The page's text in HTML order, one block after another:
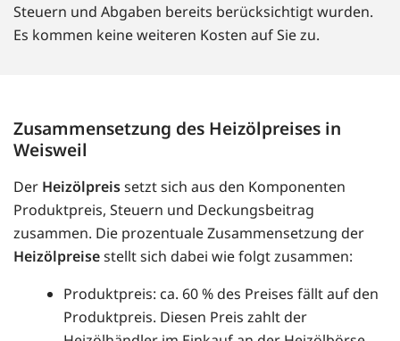
Steuern und Abgaben bereits berücksichtigt wurden.
Es kommen keine weiteren Kosten auf Sie zu.
Zusammensetzung des Heizölpreises in
Weisweil
Der Heizölpreissetzt sich aus den Komponenten
Produktpreis, Steuern und Deckungsbeitrag
zusammen. Die prozentuale Zusammensetzung der
Heizölpreisestellt sich dabei wie folgt zusammen:
Produktpreis: ca. 60 % des Preises fällt auf den
Produktpreis. Diesen Preis zahlt der